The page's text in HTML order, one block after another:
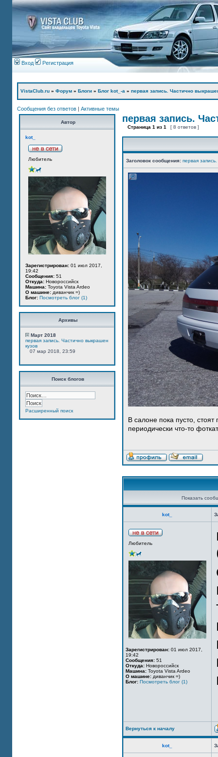
Вход Регистрация
VistaClub.ru » Форум » Блоги » Блог kot_-а » первая запись. Частично
Сообщения без ответов | Активные темы
Автор
kot_
Любитель
Зарегистрирован: 01 июл 2017,
19:42
Сообщения: 51
Откуда: Новороссийск
Машина: Toyota Vista Ardeo
О машине: диванчик =)
Блог: Посмотреть блог (1)
Архивы
Март 2018
первая запись. Частично выкрашен
кузов
07 мар 2018, 23:59
Поиск блогов
Расширенный поиск
первая запись.
Страница 1 из 1 [ 8 ответов ]
Заголовок сообщения: первая
В салоне пока пусто,
периодически что-то
Показать
kot_
Любитель
Зарегистрирован: 01 июл 2017,
19:42
Сообщения: 51
Откуда: Новороссийск
Машина: Toyota Vista Ardeo
О машине: диванчик =)
Блог: Посмотреть блог (1)
Вернуться к началу
kot_